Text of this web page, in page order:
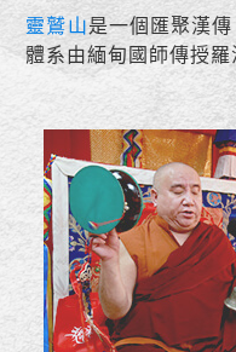
靈鷲山是一個匯聚漢
體系由緬甸國師傳授